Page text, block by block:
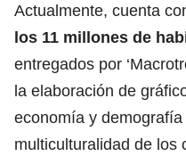
Actualmente, cuenta
los 11 millones de
entregados por
la elaboración de
economía y
multiculturalidad de los